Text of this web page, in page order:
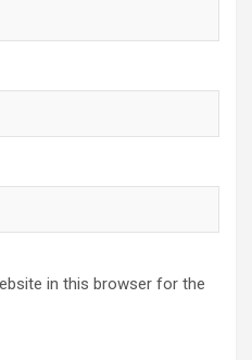
in this browser for the